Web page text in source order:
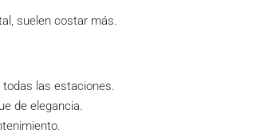
suelen costar más.
todas las estaciones.
de elegancia.